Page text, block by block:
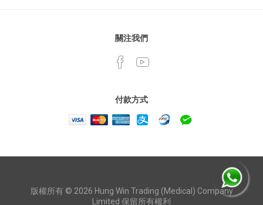
關注我們
付款方式
版權所有 © 2026 Hung Win Trading (Medical) Company
Limited 保留所有權利